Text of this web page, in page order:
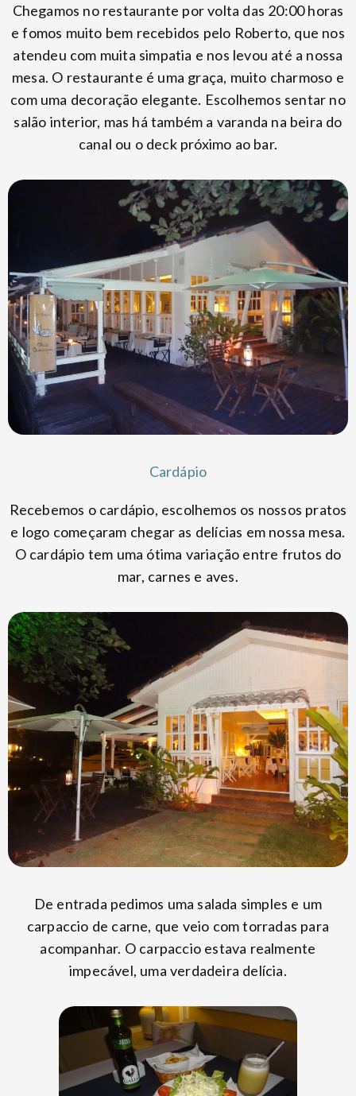
Chegamos no restaurante por volta das 20:00 horas
e fomos muito bem recebidos pelo Roberto, que nos
atendeu com muita simpatia e nos levou até a nossa
mesa. O restaurante é uma graça, muito charmoso e
com uma decoração elegante. Escolhemos sentar no
salão interior, mas há também a varanda na beira do
canal ou o deck próximo ao bar.
Cardápio
Recebemos o cardápio, escolhemos os nossos pratos
e logo começaram chegar as delícias em nossa mesa.
O cardápio tem uma ótima variação entre frutos do
mar, carnes e aves.
De entrada pedimos uma salada simples e um
carpaccio de carne, que veio com torradas para
acompanhar. O carpaccio estava realmente
impecável, uma verdadeira delícia.